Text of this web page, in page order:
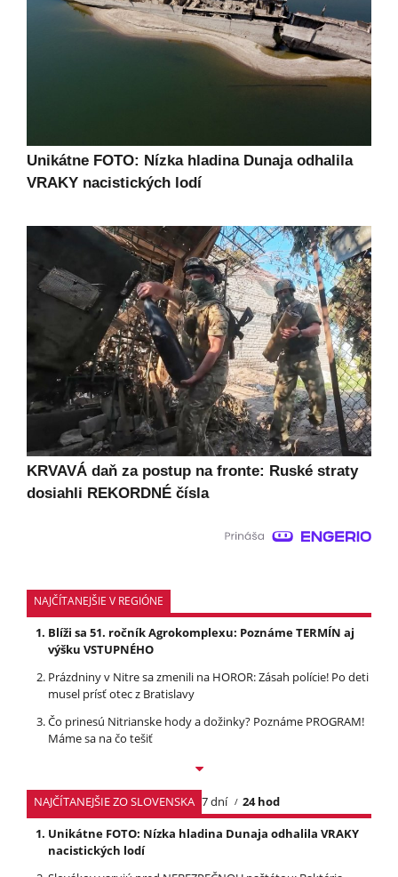
Unikátne FOTO: Nízka hladina Dunaja odhalila
VRAKY nacistických lodí
KRVAVÁ daň za postup na fronte: Ruské straty
dosiahli REKORDNÉ čísla
NAJČÍTANEJŠIE V REGIÓNE
Blíži sa 51. ročník Agrokomplexu: Poznáme TERMÍN aj
výšku VSTUPNÉHO
Prázdniny v Nitre sa zmenili na HOROR: Zásah polície! Po deti
musel prísť otec z Bratislavy
Čo prinesú Nitrianske hody a dožinky? Poznáme PROGRAM!
Máme sa na čo tešiť
NAJČÍTANEJŠIE ZO SLOVENSKA 7 dní
24 hod
Unikátne FOTO: Nízka hladina Dunaja odhalila VRAKY
nacistických lodí